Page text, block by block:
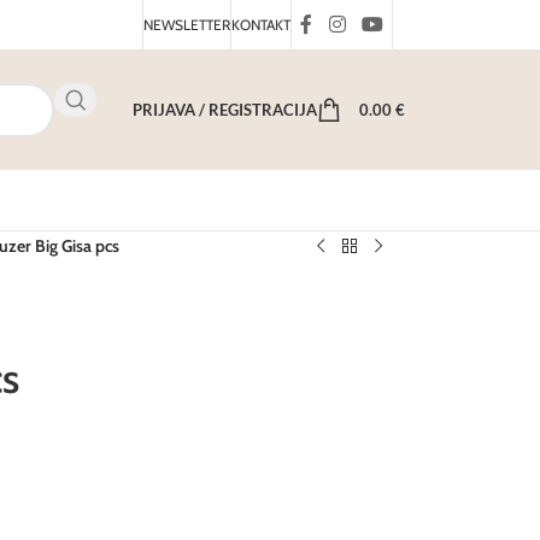
NEWSLETTERKONTAKT
PRIJAVA / REGISTRACIJA 0.00€
Big Gisa pcs